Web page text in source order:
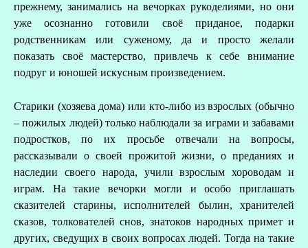
прежнему, занимались на вечорках рукоделиями, но они
уже осознанно готовили своё приданое, подарки
родственникам или суженому, да и просто желали
показать своё мастерство, привлечь к себе внимание
подруг и юношей искусным произведением.
Старики (хозяева дома) или кто-либо из взрослых (обычно
– пожилых людей) только наблюдали за играми и забавами
подростков, по их просьбе отвечали на вопросы,
рассказывали о своей прожитой жизни, о преданиях и
наследии своего народа, учили взрослым хороводам и
играм. На такие вечорки могли и особо приглашать
сказителей старины, исполнителей былин, хранителей
сказов, толкователей снов, знатоков народных примет и
других, сведущих в своих вопросах людей. Тогда на такие